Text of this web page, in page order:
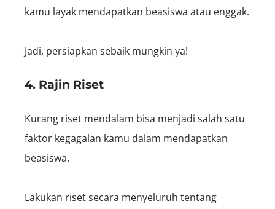
kamu layak mendapatkan beasiswa atau enggak.
Jadi, persiapkan sebaik mungkin ya!
4. Rajin Riset
Kurang riset mendalam bisa menjadi salah satu
faktor kegagalan kamu dalam mendapatkan
beasiswa.
Lakukan riset secara menyeluruh tentang